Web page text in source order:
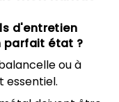
d'entretien
parfait état ?
ou à
essentiel.